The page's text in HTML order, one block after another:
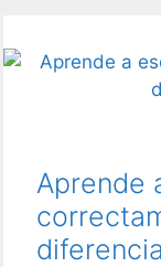
Aprende